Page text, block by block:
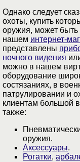
Однако следует
охоты, купить
оружия, может
нашем интернет-
представлены
ночного видения
можно в нашем
оборудование
состязаниях, в
патрулировании и
клиентам большой
также:
оружия.
Аксессуары.
Рогатки,